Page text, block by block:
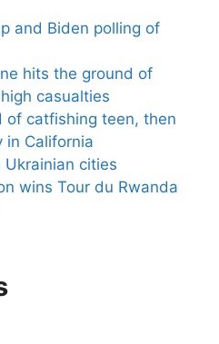
and Biden polling of
hits the ground of
casualties
of catfishing teen, then
in California
Ukrainian cities
wins Tour du Rwanda